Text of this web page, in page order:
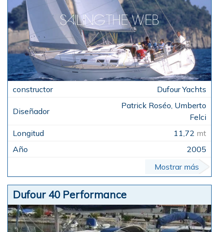
Dufour Yachts
Patrick Roséo, Umberto
Felci
11,72 mt
2005
Mostrar más
Dufour 40 Performance